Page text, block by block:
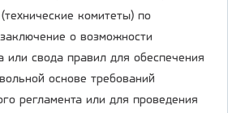
комитеты) по
о возможности
или свода правил для обеспечения
основе требований
регламента или для проведения